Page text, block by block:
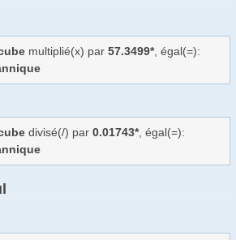
multiplié(x) par 57.3499*, égal(=):
divisé(/) par 0.01743*, égal(=):